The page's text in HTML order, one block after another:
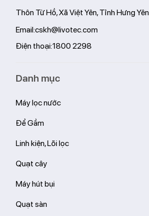
Thôn Từ Hồ, Xã Việt Yên, Tỉnh Hưng Yên
Email:cskh@livotec.com
Điện thoại:1800 2298
Danh mục
Máy lọc nước
Để Gầm
Linh kiện, Lõi lọc